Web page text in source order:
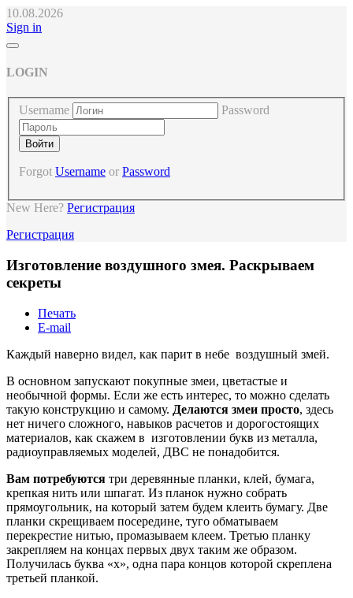
10.08.2026
Sign in
LOGIN
Username Password
Forgot Username or Password
New Here? Регистрация
Регистрация
Изготовление воздушного змея. Раскрываем
секреты
Печать
E-mail
Каждый наверно видел, как парит в небе воздушный змей.
В основном запускают покупные змеи, цветастые и
необычной формы. Если же есть интерес, то можно сделать
такую конструкцию и самому. Делаются змеи просто, здесь
нет ничего сложного, навыков расчетов и дорогостоящих
материалов, как скажем в изготовлении букв из металла,
радиоуправляемых моделей, ДВС не понадобится.
Вам потребуются три деревянные планки, клей, бумага,
крепкая нить или шпагат. Из планок нужно собрать
прямоугольник, на который затем будем клеить бумагу. Две
планки скрещиваем посередине, туго обматываем
перекрестие нитью, промазываем клеем. Третью планку
закрепляем на концах первых двух таким же образом.
Получилась буква «х», одна пара концов которой скреплена
третьей планкой.